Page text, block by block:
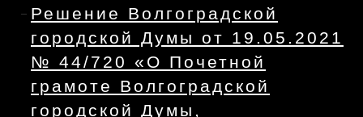
Решение Волгоградской
городской Думы от 19.05.2021
№ 44/720 «О Почетной
грамоте Волгоградской
городской Думы,